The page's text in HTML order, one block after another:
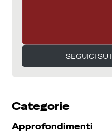
SEGUICI SU
SEGUICI SU
Categorie
Approfondimenti